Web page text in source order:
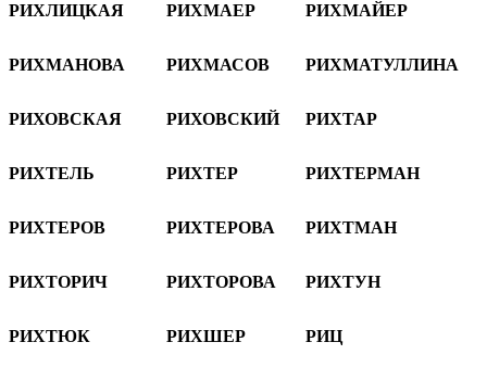
РИХЛИЦКАЯ РИХМАЕР РИХМАЙЕР
РИХМАНОВА РИХМАСОВ РИХМАТУЛЛИНА
РИХОВСКАЯ РИХОВСКИЙ РИХТАР
РИХТЕЛЬ РИХТЕР РИХТЕРМАН
РИХТЕРОВ РИХТЕРОВА РИХТМАН
РИХТОРИЧ РИХТОРОВА РИХТУН
РИХТЮК РИХШЕР РИЦ